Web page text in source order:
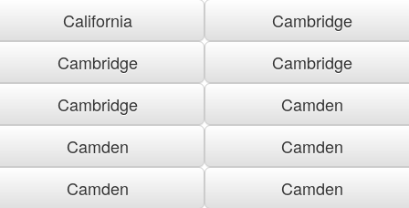
California
Cambridge
Cambridge
Cambridge
Cambridge
Camden
Camden
Camden
Camden
Camden